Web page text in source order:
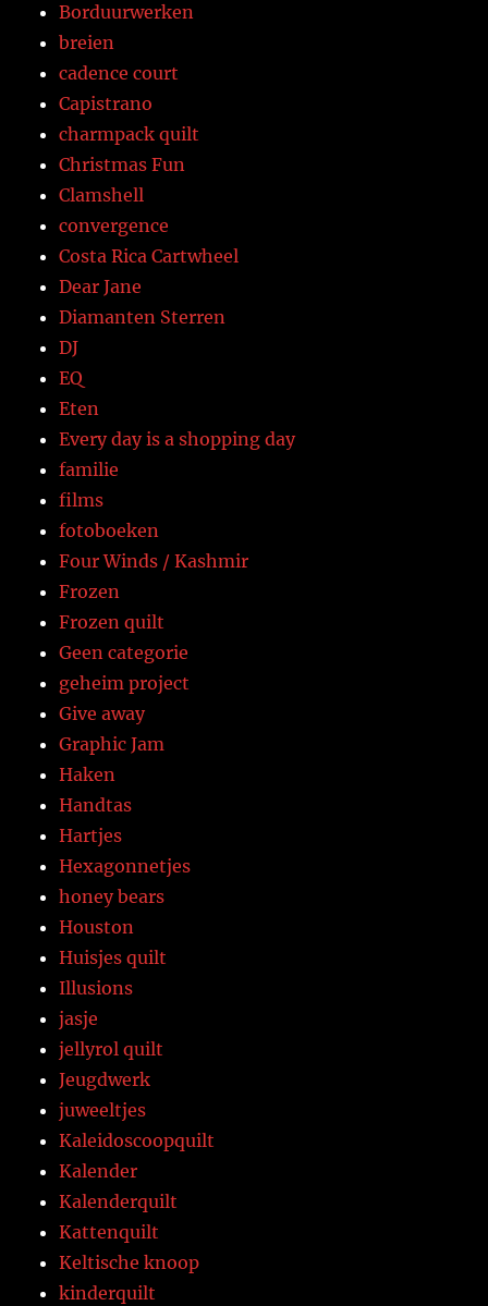
Borduurwerken
breien
cadence court
Capistrano
charmpack quilt
Christmas Fun
Clamshell
convergence
Costa Rica Cartwheel
Dear Jane
Diamanten Sterren
DJ
EQ
Eten
Every day is a shopping day
familie
films
fotoboeken
Four Winds / Kashmir
Frozen
Frozen quilt
Geen categorie
geheim project
Give away
Graphic Jam
Haken
Handtas
Hartjes
Hexagonnetjes
honey bears
Houston
Huisjes quilt
Illusions
jasje
jellyrol quilt
Jeugdwerk
juweeltjes
Kaleidoscoopquilt
Kalender
Kalenderquilt
Kattenquilt
Keltische knoop
kinderquilt